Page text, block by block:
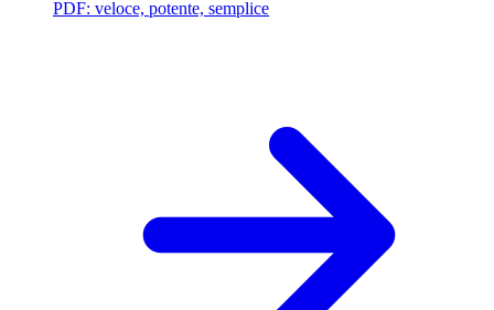
PDF: veloce, potente, semplice